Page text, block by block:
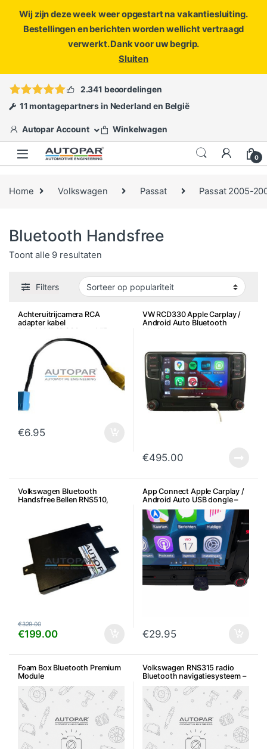
Wij zijn deze week weer opgestart na vakantiesluiting.
Bestellingen en berichten worden wellicht vertraagd
verwerkt. Dank voor uw begrip.
Sluiten
ofopen een ticket
2.341 beoordelingen
11 montagepartners in Nederland en België
Autopar Account Winkelwagen
0
Home Volkswagen Passat Passat 2005-
Bluetooth Handsfree
Toont alle 9 resultatenGesorteerd op populariteit
Filters
Achteruitrijcamera RCA
adapter kabel
RCD660/RCD330 e.a. MIB
Systemen
€6.95
VW RCD330 Apple Carplay /
Android Auto Bluetooth
Multimedia
€495.00
Volkswagen Bluetooth
Handsfree Bellen RNS510,
€199.00
€329.00
App Connect Apple Carplay /
Android Auto USB dongle –
Draadloze verbinding
Bluetooth
€29.95
Foam Box Bluetooth Premium
Module
Volkswagen RNS315 radio
Bluetooth navigatiesysteem –
Gebruikt